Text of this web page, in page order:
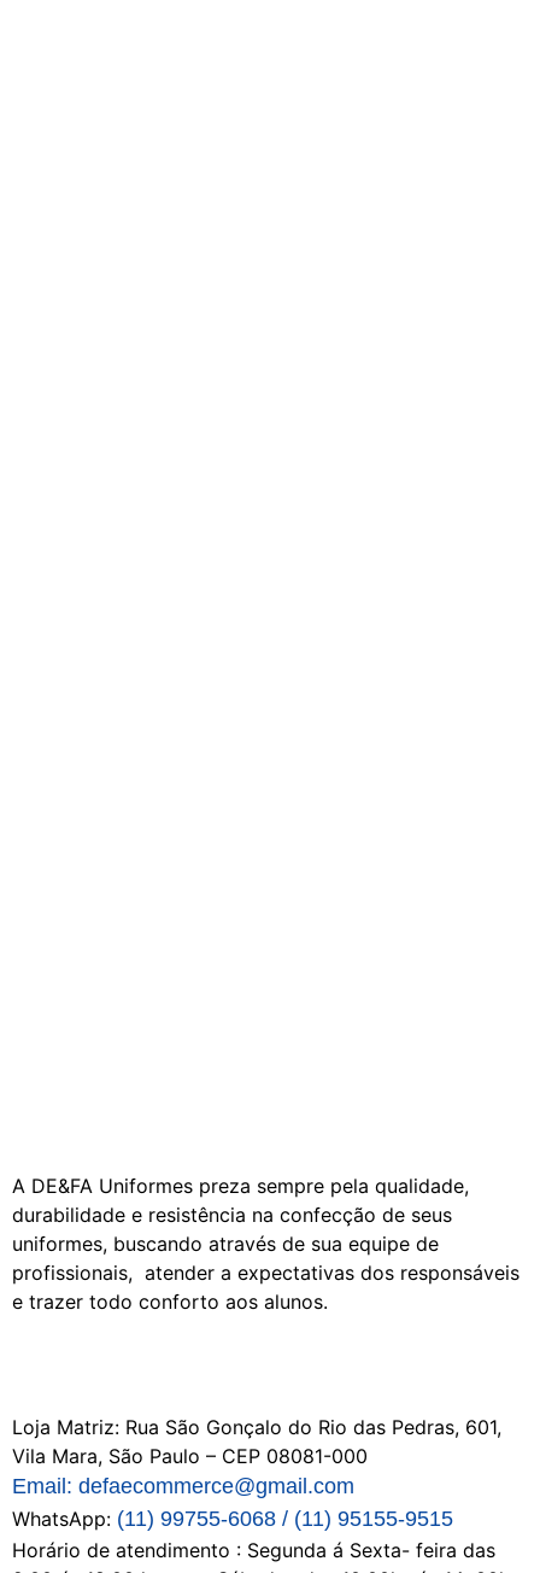
A DE&FA Uniformes preza sempre pela qualidade,
durabilidade e resistência na confecção de seus
uniformes, buscando através de sua equipe de
profissionais, atender a expectativas dos responsáveis
e trazer todo conforto aos alunos.
Loja Matriz: Rua São Gonçalo do Rio das Pedras, 601,
Vila Mara, São Paulo – CEP 08081-000
Email: defaecommerce@gmail.com
WhatsApp: (11) 99755-6068 / (11) 95155-9515
Horário de atendimento : Segunda á Sexta- feira das